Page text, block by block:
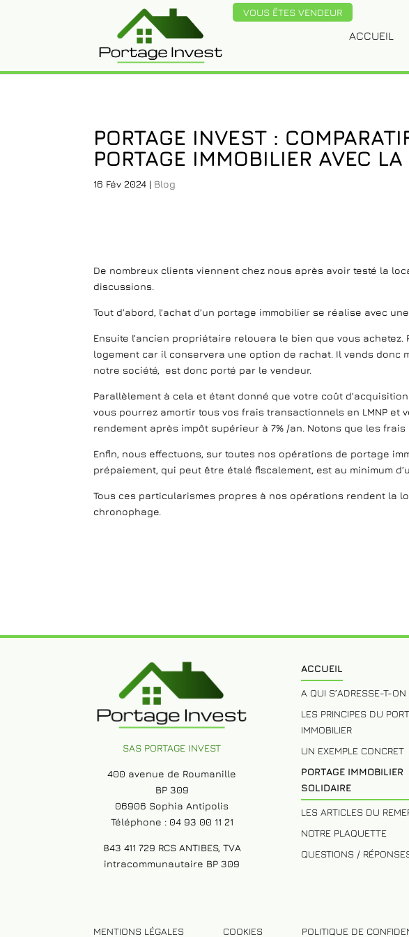
ACCUEIL
PORTAGE INVEST :
PORTAGE IMMOBILIER AVEC
16 Fév 2024 | Blog
De nombreux clients viennent chez nous après avoir testé la
discussions.
Tout d’abord, l’achat d’un portage immobilier se réalise avec
Ensuite l’ancien propriétaire relouera le bien que vous
logement car il conservera une option de rachat. Il vends donc
notre société, est donc porté par le vendeur.
Parallèlement à cela et étant donné que votre coût
vous pourrez amortir tous vos frais transactionnels en LMNP et
rendement après impôt supérieur à 7% /an. Notons que les
Enfin, nous effectuons, sur toutes nos opérations de portage
prépaiement, qui peut être étalé fiscalement, est au minimum
Tous ces particularismes propres à nos opérations rendent la
chronophage.
SAS PORTAGE INVEST
400 avenue de Roumanille
BP 309
06906 Sophia Antipolis
Téléphone : 04 93 00 11 21
843 411 729 RCS ANTIBES, TVA
intracommunautaire BP 309
ACCUEIL
A QUI S’ADRESSE-T-ON
LES PRINCIPES DU
IMMOBILIER
UN EXEMPLE CONCRET
PORTAGE IMMOBILIER
SOLIDAIRE
LES ARTICLES DU
NOTRE PLAQUETTE
QUESTIONS /
MENTIONS LÉGALES COOKIES POLITIQUE DE
VOUS ÊTES VENDEUR